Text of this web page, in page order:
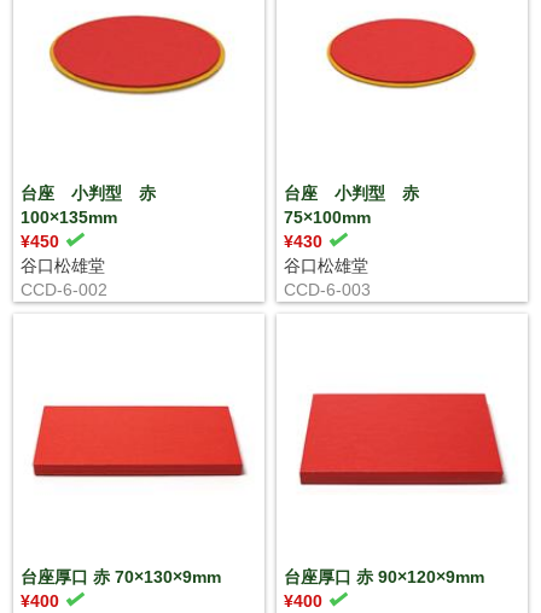
台座 小判型 赤
100×135mm
¥450
谷口松雄堂
CCD-6-002
台座 小判型 赤
75×100mm
¥430
谷口松雄堂
CCD-6-003
台座厚口 赤 70×130×9mm
¥400
台座厚口 赤 90×120×9mm
¥400